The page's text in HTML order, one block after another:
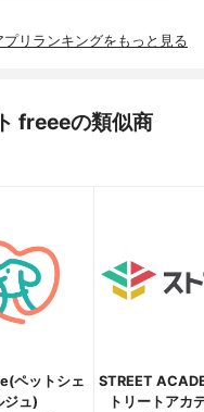
プリランキングをもっと見る
freeeの類似商
ペットシェ
ジュ)
STREET
トリートアカ